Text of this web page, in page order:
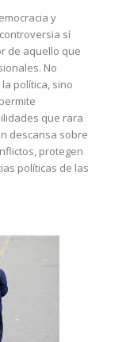
y
sí
de aquello que
No
política, sino
que rara
descansa sobre
protegen
políticas de las